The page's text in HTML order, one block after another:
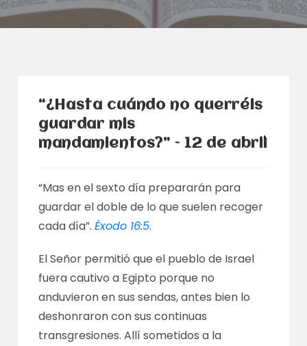
“¿Hasta cuándo no querréis
guardar mis
mandamientos?” – 12 de abril
“Mas en el sexto día prepararán para
guardar el doble de lo que suelen recoger
cada día”.Éxodo 16:5.
El Señor permitió que el pueblo de Israel
fuera cautivo a Egipto porque no
anduvieron en sus sendas, antes bien lo
deshonraron con sus continuas
transgresiones. Allí sometidos a la